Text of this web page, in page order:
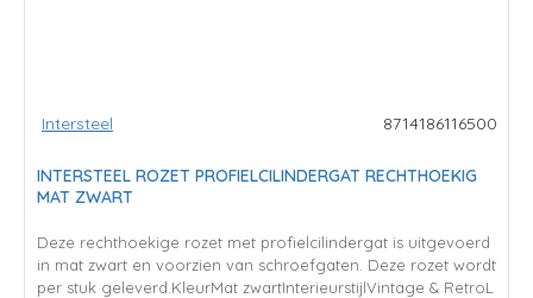
Intersteel 8714186116500
INTERSTEEL ROZET PROFIELCILINDERGAT RECHTHOEKIG
MAT ZWART
Deze rechthoekige rozet met profielcilindergat is uitgevoerd
in mat zwart en voorzien van schroefgaten. Deze rozet wordt
per stuk geleverd.KleurMat zwartInterieurstijlVintage & RetroL